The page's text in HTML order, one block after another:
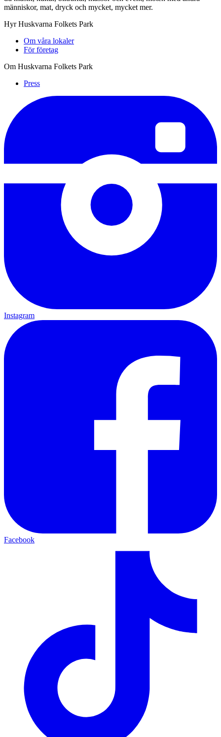
människor, mat, dryck och mycket, mycket mer.
Hyr Huskvarna Folkets Park
Om våra lokaler
För företag
Om Huskvarna Folkets Park
Press
Instagram
Facebook